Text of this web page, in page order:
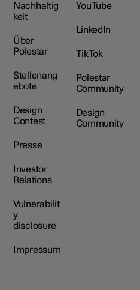
Nachhaltig
keit
Über
Polestar
Stellenang
ebote
Design
Contest
Presse
Investor
Relations
Vulnerabilit
y
disclosure
Impressum
YouTube
LinkedIn
TikTok
Polestar
Community
Design
Community